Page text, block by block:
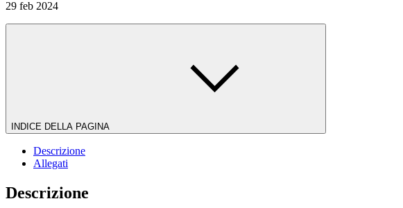
29 feb 2024
INDICE DELLA PAGINA
Descrizione
Allegati
Descrizione